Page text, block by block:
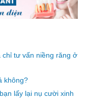
tư vấn niềng răng ở
không?
lấy lại nụ cười xinh